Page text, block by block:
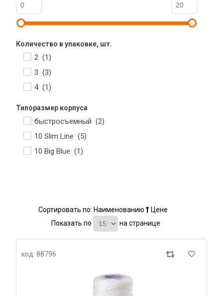
Количество в упаковке, шт.
2 (1)
3 (3)
4 (1)
Типоразмер корпуса
быстросъемный (2)
10 Slim Line (5)
10 Big Blue (1)
Сортировать по: Наименованию
Цене
Показать по
на странице
код: 88796